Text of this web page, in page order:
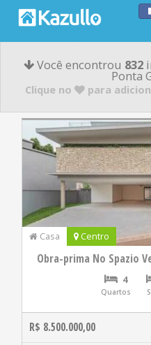
Você encontrou 832
Ponta
Clique no para
Casa Centro
Obra-prima No Spazio
4
Quartos
R$ 8.500.000,00